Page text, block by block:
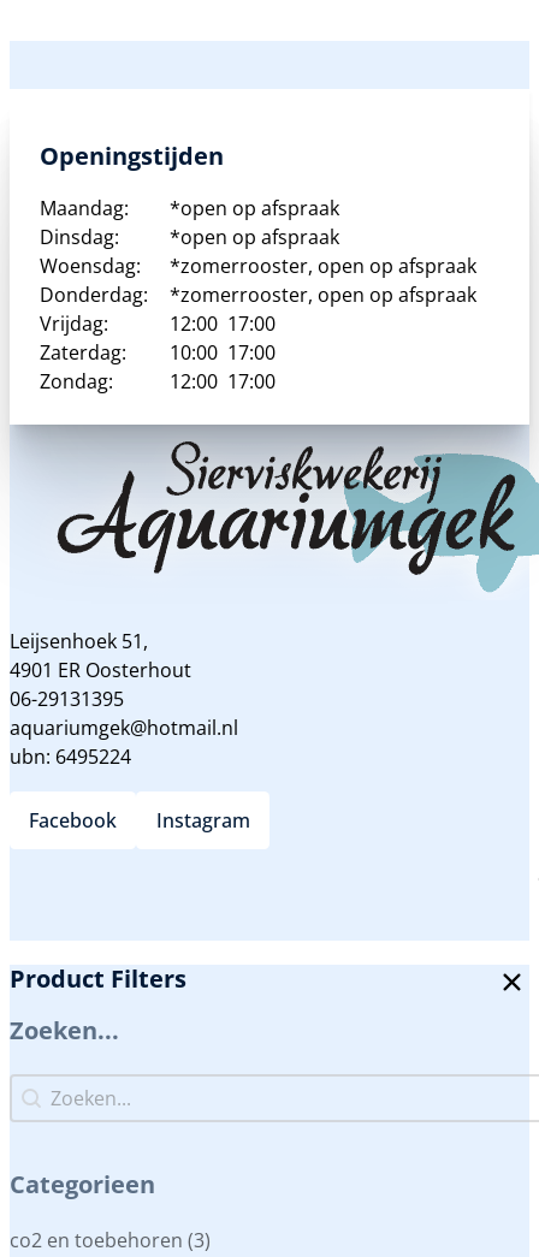
Leijsenhoek 51,
4901 ER Oosterhout
06-29131395
aquariumgek@hotmail.nl
ubn: 6495224
Facebook Instagram
Openingstijden
Maandag:
*open op afspraak
Dinsdag:
*open op afspraak
Woensdag:
*zomerrooster, open op afspraak
Donderdag:
*zomerrooster, open op afspraak
Vrijdag:
12:00 17:00
Zaterdag:
10:00 17:00
Zondag:
12:00 17:00
Product Filters
Zoeken...
Zoeken...
Zoeken...
Categorieen
Categorieen
co2 en toebehoren (3)